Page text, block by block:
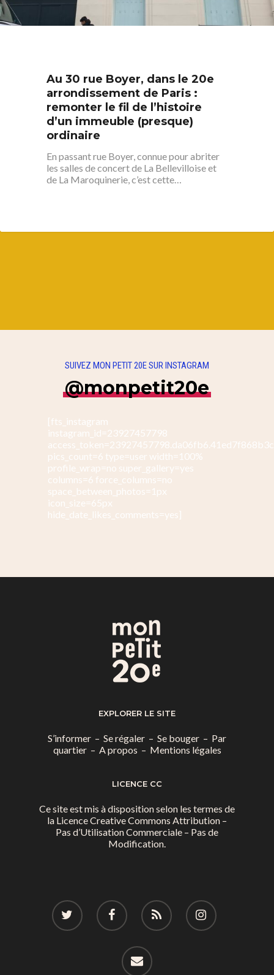
Au 30 rue Boyer, dans le 20e
arrondissement de Paris :
remonter le fil de l’histoire
d’un immeuble (presque)
ordinaire
En passant rue Boyer, connue pour abriter
les salles de concert de La Bellevilloise et
de La Maroquinerie, c’est cette…
SUIVEZ MON PETIT 20E SUR INSTAGRAM
@monpetit20e
[fts_instagram
instagram_id=23927457798
pics_count=6 type=user width=100%
profile_wrap=no super_gallery=yes
columns=6 force_columns=no
space_between_photos=1px
icon_size=65px
hide_date_likes_comments=yes]
EXPLORER LE SITE
S’informer – Se régaler – Se bouger – Par
quartier– A propos – Mentions légales
LICENCE CC
Ce site est mis à disposition selon les termes de
la Licence Creative Commons Attribution –
Pas d’Utilisation Commerciale – Pas de
Modification.